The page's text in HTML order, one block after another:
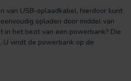
van USB-oplaadkabel, hierdoor kunt
opladen door middel van
in het bezit van een powerbank? Die
U vindt de powerbank op de